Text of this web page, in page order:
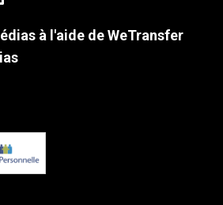
à l'aide de WeTransfer